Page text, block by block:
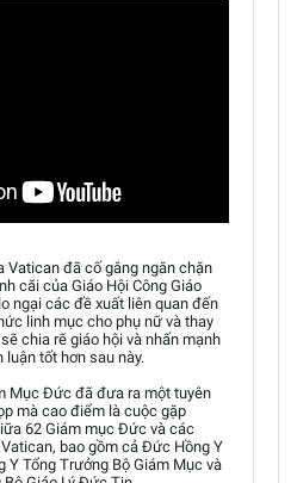
Vatican đã cố gắng ngăn chặn
cãi của Giáo Hội Công Giáo
ngại các đề xuất liên quan đến
linh mục cho phụ nữ và thay
chia rẽ giáo hội và nhấn mạnh
tốt hơn sau này.
Mục Đức đã đưa ra một tuyên
mà cao điểm là cuộc gặp
62 Giám mục Đức và các
bao gồm cả Đức Hồng Y
Y Tổng Trưởng Bộ Giám Mục và